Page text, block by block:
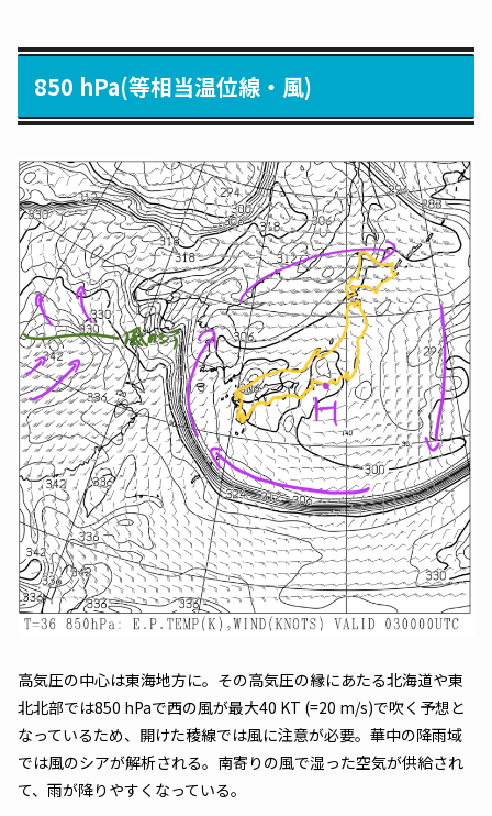
850 hPa(等相当温位線・風)
高気圧の中心は東海地方に。その高気圧の縁にあたる北海道や東
北北部では850 hPaで西の風が最大40 KT (=20 m/s)で吹く予想と
なっているため、開けた稜線では風に注意が必要。華中の降雨域
では風のシアが解析される。南寄りの風で湿った空気が供給され
て、雨が降りやすくなっている。